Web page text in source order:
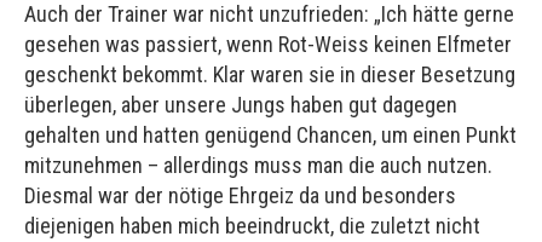
Auch der Trainer war nicht unzufrieden: „Ich hätte gerne
gesehen was passiert, wenn Rot-Weiss keinen Elfmeter
geschenkt bekommt. Klar waren sie in dieser Besetzung
überlegen, aber unsere Jungs haben gut dagegen
gehalten und hatten genügend Chancen, um einen Punkt
mitzunehmen – allerdings muss man die auch nutzen.
Diesmal war der nötige Ehrgeiz da und besonders
diejenigen haben mich beeindruckt, die zuletzt nicht